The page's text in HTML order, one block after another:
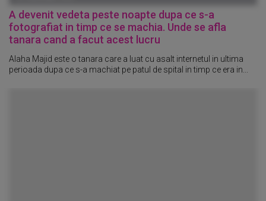
A devenit vedeta peste noapte dupa ce s-a
fotografiat in timp ce se machia. Unde se afla
tanara cand a facut acest lucru
Alaha Majid este o tanara care a luat cu asalt internetul in ultima
perioada dupa ce s-a machiat pe patul de spital in timp ce era in...